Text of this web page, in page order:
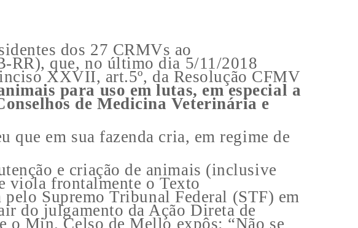
dos 27 CRMVs ao
RR), que, no último dia 5/11/2018
XXVII, art.5º, da Resolução CFMV
para uso em lutas, em especial a
de Medicina Veterinária e
que em sua fazenda cria, em regime de
e criação de animais (inclusive
viola frontalmente o Texto
Supremo Tribunal Federal (STF) em
do julgamento da Ação Direta de
o Min. Celso de Mello expôs: “Não se